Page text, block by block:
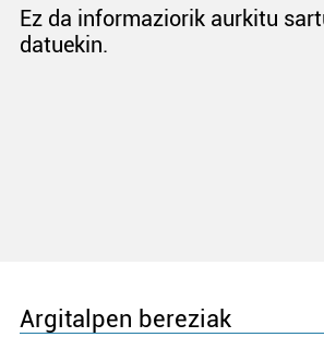
Ez da informaziorik aurkitu
datuekin.
Argitalpen bereziak